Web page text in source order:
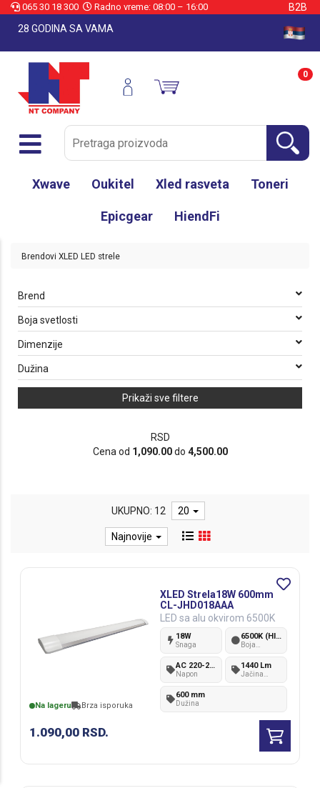
065 30 18 300 Radno vreme: 08:00 – 16:00
B2B
28 GODINA SA VAMA
Xwave Oukitel Xled rasveta Toneri
Epicgear HiendFi
0
Brendovi XLED LED strele
Brend
Boja svetlosti
Dimenzije
Dužina
Prikaži sve filtere
RSD
Cena od 1,090.00do 4,500.00
UKUPNO: 12 20
Najnovije
Na lageru Brza isporuka
1.090,00 RSD.
XLED Strela18W 600mm
CL-JHD018AAA
LED sa alu okvirom 6500K
18W
Snaga
6500K (Hladno bela)
Boja
AC 220-240V
Napon
1440 Lm
Jačina
600 mm
Dužina